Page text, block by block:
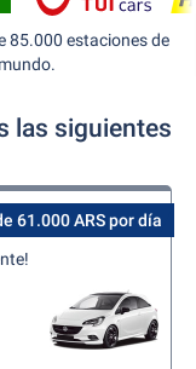
85.000 estaciones de
las siguientes
61.000 ARS por día